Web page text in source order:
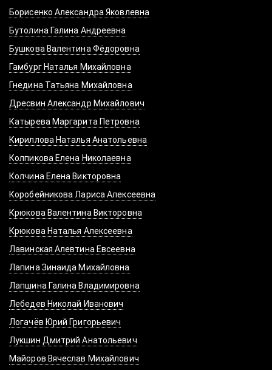
Борисенко Александра Яковлевна
Бутолина Галина Андреевна
Бушкова Валентина Фёдоровна
Гамбург Наталья Михайловна
Гнедина Татьяна Михайловна
Дресвин Александр Михайлович
Катырева Маргарита Петровна
Кириллова Наталья Анатольевна
Колпикова Елена Николаевна
Колчина Елена Викторовна
Коробейникова Лариса Алексеевна
Крюкова Валентина Викторовна
Крюкова Наталья Алексеевна
Лавинская Алевтина Евсеевна
Лапина Зинаида Михайловна
Лапшина Галина Владимировна
Лебедев Николай Иванович
Логачёв Юрий Григорьевич
Лукшин Дмитрий Анатольевич
Майоров Вячеслав Михайлович